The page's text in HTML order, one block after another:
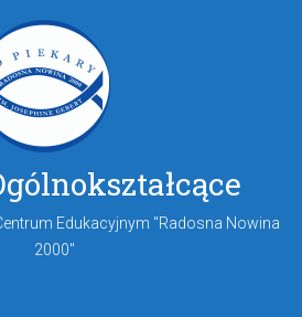
Edukacyjnym "Radosna Nowina
2000"